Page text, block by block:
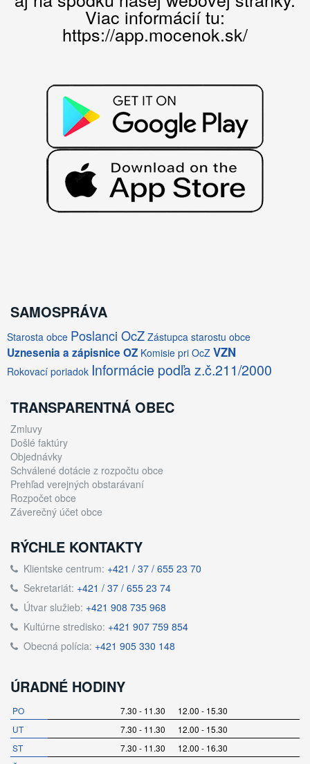
Viac informácií tu:
https://app.mocenok.sk/
SAMOSPRÁVA
Starosta obce Poslanci OcZ Zástupca starostu obce
Uznesenia a zápisnice OZ Komisie pri OcZ VZN
Rokovací poriadok Informácie podľa z.č.211/2000
TRANSPARENTNÁ OBEC
Zmluvy
Došlé faktúry
Objednávky
Schválené dotácie z rozpočtu obce
Prehľad verejných obstarávaní
Rozpočet obce
Záverečný účet obce
RÝCHLE KONTAKTY
Klientske centrum: +421 / 37 / 655 23 70
Sekretariát: +421 / 37 / 655 23 74
Útvar služieb: +421 908 735 968
Kultúrne stredisko: +421 907 759 854
Obecná polícia: +421 905 330 148
ÚRADNÉ HODINY
PO
7.30 - 11.30 12.00 - 15.30
UT
7.30 - 11.30 12.00 - 15.30
ST
7.30 - 11.30 12.00 - 16.30